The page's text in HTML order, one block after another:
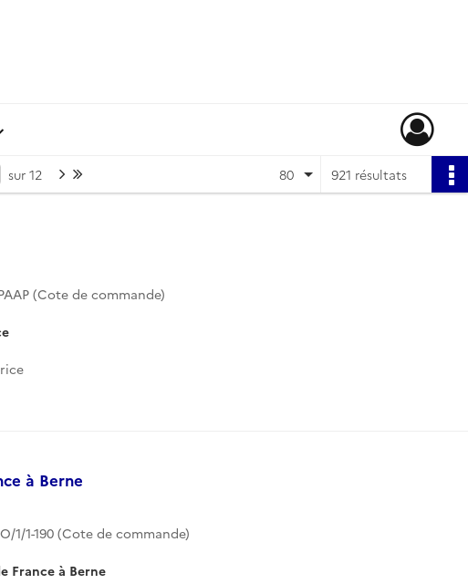
sur 12 Page suivante : 1/12 921 résultats
80
(Cote de commande)
à Berne
1/1-190 (Cote de commande)
France à Berne